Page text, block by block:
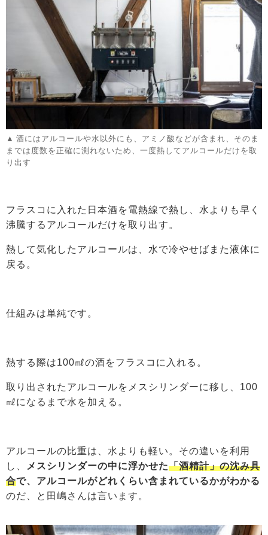
酒にはアルコールや水以外にも、アミノ酸などが含まれ、そのま
までは度数を正確に測れないため、一度熱してアルコールだけを取
り出す
フラスコに入れた日本酒を電熱線で熱し、水よりも早く
沸騰するアルコールだけを取り出す。
熱して気化したアルコールは、水で冷やせばまた液体に
戻る。
仕組みは単純です。
熱する際は100㎖の酒をフラスコに入れる。
取り出されたアルコールをメスシリンダーに移し、100
㎖になるまで水を加える。
アルコールの比重は、水よりも軽い。その違いを利用
し、
メスシリンダーの中に浮かせた「酒精計」の沈み具
合で、アルコールがどれくらい含まれているかがわかる
のだ、と田嶋さんは言います。